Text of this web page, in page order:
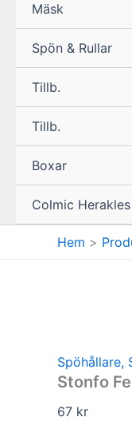
Mäsk
Spön & Rullar
Tillb.
Tillb.
Boxar
Colmic Herakles
Hem
Spöhållare,
Stonfo
67 kr